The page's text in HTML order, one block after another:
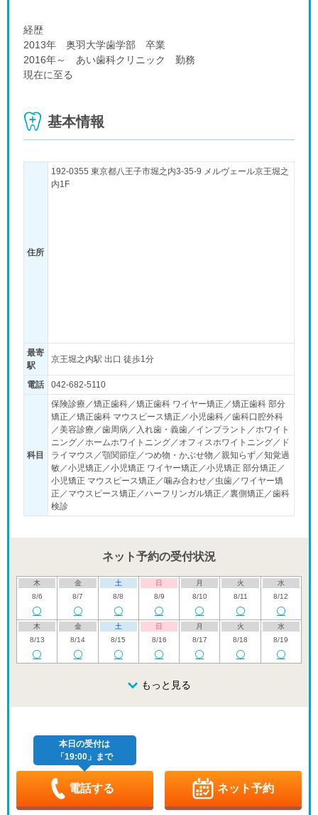
経歴
2013年 奥羽大学歯学部 卒業
2016年～ あい歯科クリニック 勤務
現在に至る
基本情報
住所
192-0355 東京都八王子市堀之内3-35-9 メルヴェール京王堀之
内1F
最寄
駅
京王堀之内駅 出口 徒歩1分
電話 042-682-5110
科目
保険診療／矯正歯科／矯正歯科 ワイヤー矯正／矯正歯科 部分
矯正／矯正歯科 マウスピース矯正／小児歯科／歯科口腔外科
／美容診療／歯周病／入れ歯・義歯／インプラント／ホワイト
ニング／ホームホワイトニング／オフィスホワイトニング／ド
ライマウス／顎関節症／つめ物・かぶせ物／親知らず／知覚過
敏／小児矯正／小児矯正 ワイヤー矯正／小児矯正 部分矯正／
小児矯正 マウスピース矯正／噛み合わせ／虫歯／ワイヤー矯
正／マウスピース矯正／ハーフリンガル矯正／裏側矯正／歯科
検診
ネット予約の受付状況
木
8/6
金
8/7
土
8/8
日
8/9
月
8/10
火
8/11
水
8/12
木
8/13
金
8/14
土
8/15
日
8/16
月
8/17
火
8/18
水
8/19
8/23
9/3
金
9/4
9/5
9/7
-
9/8
9/9
月
もっと見る
本日の受付は
「19:00」まで
電話する ネット予約